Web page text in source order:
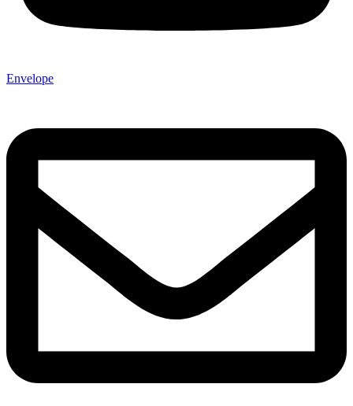
Envelope